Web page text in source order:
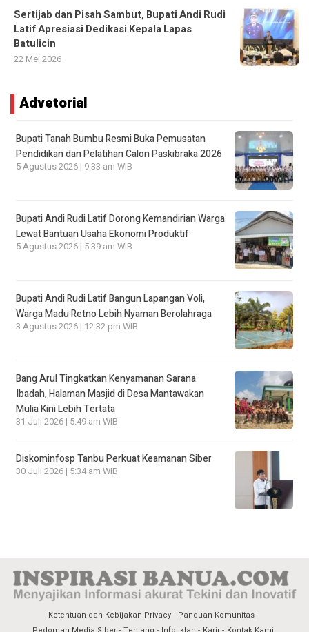
Sertijab dan Pisah Sambut, Bupati Andi Rudi
Latif Apresiasi Dedikasi Kepala Lapas
Batulicin
22 Mei 2026
Advetorial
Bupati Tanah Bumbu Resmi Buka Pemusatan
Pendidikan dan Pelatihan Calon Paskibraka 2026
5 Agustus 2026 | 9:33 am WIB
Bupati Andi Rudi Latif Dorong Kemandirian Warga
Lewat Bantuan Usaha Ekonomi Produktif
5 Agustus 2026 | 5:39 am WIB
Bupati Andi Rudi Latif Bangun Lapangan Voli,
Warga Madu Retno Lebih Nyaman Berolahraga
3 Agustus 2026 | 12:32 pm WIB
Bang Arul Tingkatkan Kenyamanan Sarana
Ibadah, Halaman Masjid di Desa Mantawakan
Mulia Kini Lebih Tertata
31 Juli 2026 | 5:49 am WIB
Diskominfosp Tanbu Perkuat Keamanan Siber
30 Juli 2026 | 5:34 am WIB
Ketentuan dan Kebijakan Privacy
Panduan Komunitas